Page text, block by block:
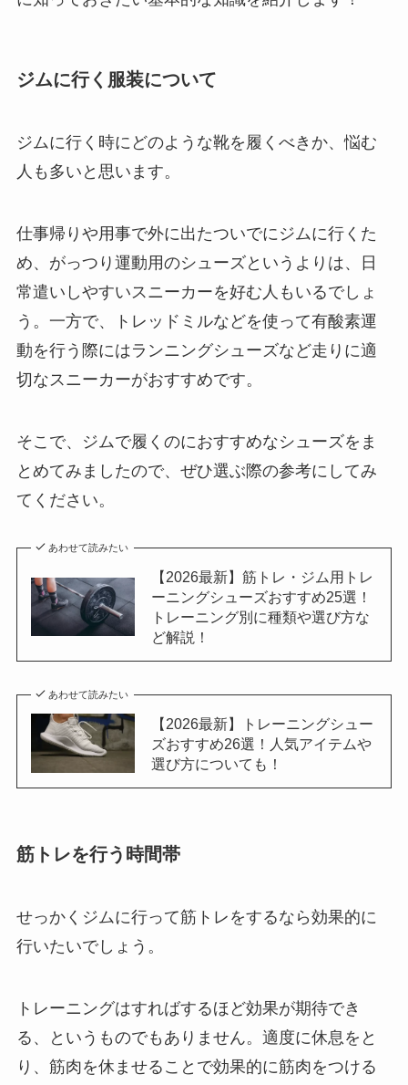
ジムに行く服装について
ジムに行く時にどのような靴を履くべきか、悩む
人も多いと思います。
仕事帰りや用事で外に出たついでにジムに行くた
め、がっつり運動用のシューズというよりは、日
常遣いしやすいスニーカーを好む人もいるでしょ
う。一方で、トレッドミルなどを使って有酸素運
動を行う際にはランニングシューズなど走りに適
切なスニーカーがおすすめです。
そこで、ジムで履くのにおすすめなシューズをま
とめてみましたので、ぜひ選ぶ際の参考にしてみ
てください。
あわせて読みたい
【2026最新】筋トレ・ジム用トレ
ーニングシューズおすすめ25選！
トレーニング別に種類や選び方な
ど解説！
あわせて読みたい
【2026最新】トレーニングシュー
ズおすすめ26選！人気アイテムや
選び方についても！
筋トレを行う時間帯
せっかくジムに行って筋トレをするなら効果的に
行いたいでしょう。
トレーニングはすればするほど効果が期待でき
る、というものでもありません。適度に休息をと
り、筋肉を休ませることで効果的に筋肉をつける